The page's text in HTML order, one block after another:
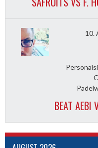
10.
BEAT AEBI